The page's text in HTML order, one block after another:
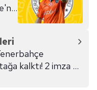
kalktı! 2 imza 2